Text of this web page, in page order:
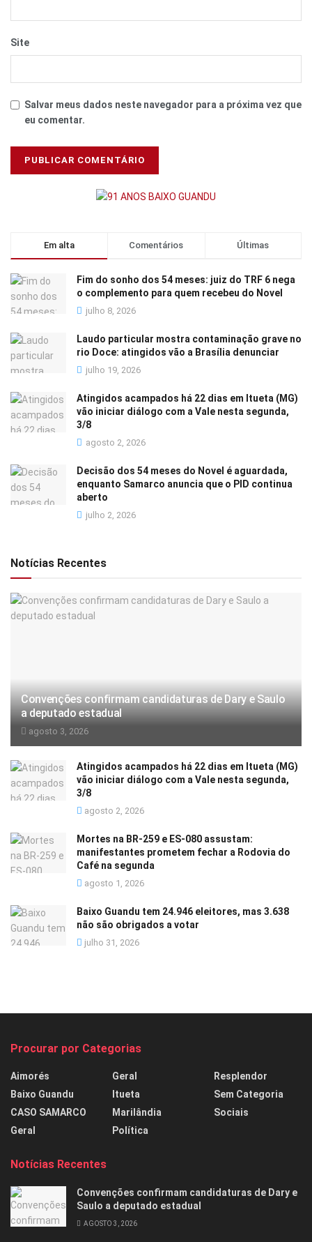
Site
Salvar meus dados neste navegador para a próxima vez que
eu comentar.
Em alta Comentários Últimas
Fim do sonho dos 54 meses: juiz do TRF 6 nega
o complemento para quem recebeu do Novel
julho 8, 2026
Laudo particular mostra contaminação grave no
rio Doce: atingidos vão a Brasília denunciar
julho 19, 2026
Atingidos acampados há 22 dias em Itueta (MG)
vão iniciar diálogo com a Vale nesta segunda,
3/8
agosto 2, 2026
Decisão dos 54 meses do Novel é aguardada,
enquanto Samarco anuncia que o PID continua
aberto
julho 2, 2026
Notícias Recentes
Convenções confirmam candidaturas de Dary e Saulo
a deputado estadual
agosto 3, 2026
Atingidos acampados há 22 dias em Itueta (MG)
vão iniciar diálogo com a Vale nesta segunda,
3/8
agosto 2, 2026
Mortes na BR-259 e ES-080 assustam:
manifestantes prometem fechar a Rodovia do
Café na segunda
agosto 1, 2026
Baixo Guandu tem 24.946 eleitores, mas 3.638
não são obrigados a votar
julho 31, 2026
Procurar por Categorias
Aimorés
Baixo Guandu
CASO SAMARCO
Geral
Geral
Itueta
Marilândia
Política
Resplendor
Sem Categoria
Sociais
Notícias Recentes
Convenções confirmam candidaturas de Dary e
Saulo a deputado estadual
AGOSTO 3, 2026